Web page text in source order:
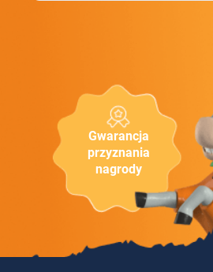
Gwarancja
przyznania
nagrody